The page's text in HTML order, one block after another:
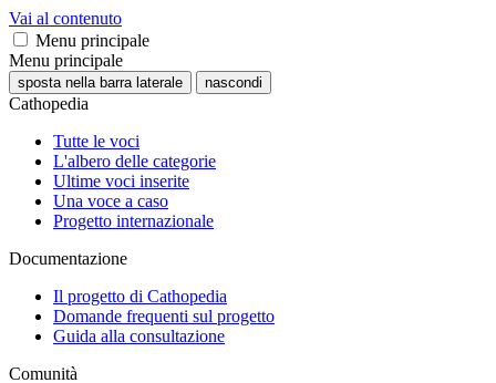
Vai al contenuto
Menu principale
Menu principale
sposta nella barra laterale nascondi
Cathopedia
Tutte le voci
L'albero delle categorie
Ultime voci inserite
Una voce a caso
Progetto internazionale
Documentazione
Il progetto di Cathopedia
Domande frequenti sul progetto
Guida alla consultazione
Comunità